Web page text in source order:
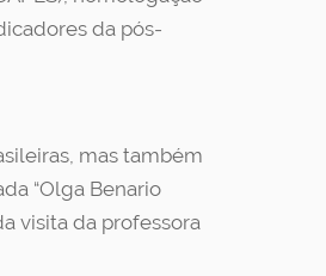
da pós-
mas também
“Olga Benario
visita da professora